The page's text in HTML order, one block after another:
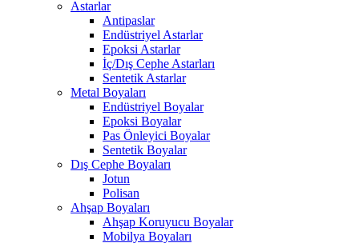
Astarlar
Antipaslar
Endüstriyel Astarlar
Epoksi Astarlar
İç/Dış Cephe Astarları
Sentetik Astarlar
Metal Boyaları
Endüstriyel Boyalar
Epoksi Boyalar
Pas Önleyici Boyalar
Sentetik Boyalar
Dış Cephe Boyaları
Jotun
Polisan
Ahşap Boyaları
Ahşap Koruyucu Boyalar
Mobilya Boyaları